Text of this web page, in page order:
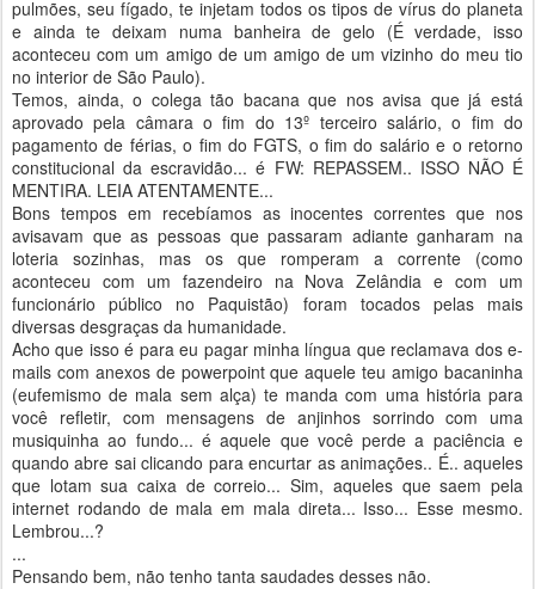
pulmões, seu fígado, te injetam todos os tipos de vírus do planeta
e ainda te deixam numa banheira de gelo (É verdade, isso
aconteceu com um amigo de um amigo de um vizinho do meu tio
no interior de São Paulo).
Temos, ainda, o colega tão bacana que nos avisa que já está
aprovado pela câmara o fim do 13º terceiro salário, o fim do
pagamento de férias, o fim do FGTS, o fim do salário e o retorno
constitucional da escravidão... é FW: REPASSEM.. ISSO NÃO É
MENTIRA. LEIA ATENTAMENTE...
Bons tempos em recebíamos as inocentes correntes que nos
avisavam que as pessoas que passaram adiante ganharam na
loteria sozinhas, mas os que romperam a corrente (como
aconteceu com um fazendeiro na Nova Zelândia e com um
funcionário público no Paquistão) foram tocados pelas mais
diversas desgraças da humanidade.
Acho que isso é para eu pagar minha língua que reclamava dos e-
mails com anexos de powerpoint que aquele teu amigo bacaninha
(eufemismo de mala sem alça) te manda com uma história para
você refletir, com mensagens de anjinhos sorrindo com uma
musiquinha ao fundo... é aquele que você perde a paciência e
quando abre sai clicando para encurtar as animações.. É.. aqueles
que lotam sua caixa de correio... Sim, aqueles que saem pela
internet rodando de mala em mala direta... Isso... Esse mesmo.
Lembrou...?
...
Pensando bem, não tenho tanta saudades desses não.